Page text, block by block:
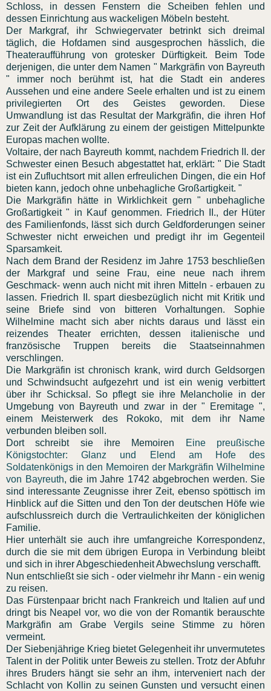
Schloss, in dessen Fenstern die Scheiben fehlen und
dessen Einrichtung aus wackeligen Möbeln besteht.
Der Markgraf, ihr Schwiegervater betrinkt sich dreimal
täglich, die Hofdamen sind ausgesprochen hässlich, die
Theateraufführung von grotesker Dürftigkeit. Beim Tode
derjenigen, die unter dem Namen " Markgräfin von Bayreuth
" immer noch berühmt ist, hat die Stadt ein anderes
Aussehen und eine andere Seele erhalten und ist zu einem
privilegierten Ort des Geistes geworden. Diese
Umwandlung ist das Resultat der Markgräfin, die ihren Hof
zur Zeit der Aufklärung zu einem der geistigen Mittelpunkte
Europas machen wollte.
Voltaire, der nach Bayreuth kommt, nachdem Friedrich II. der
Schwester einen Besuch abgestattet hat, erklärt: " Die Stadt
ist ein Zufluchtsort mit allen erfreulichen Dingen, die ein Hof
bieten kann, jedoch ohne unbehagliche Großartigkeit. "
Die Markgräfin hätte in Wirklichkeit gern " unbehagliche
Großartigkeit " in Kauf genommen. Friedrich II., der Hüter
des Familienfonds, lässt sich durch Geldforderungen seiner
Schwester nicht erweichen und predigt ihr im Gegenteil
Sparsamkeit.
Nach dem Brand der Residenz im Jahre 1753 beschließen
der Markgraf und seine Frau, eine neue nach ihrem
Geschmack- wenn auch nicht mit ihren Mitteln - erbauen zu
lassen. Friedrich II. spart diesbezüglich nicht mit Kritik und
seine Briefe sind von bitteren Vorhaltungen. Sophie
Wilhelmine macht sich aber nichts daraus und lässt ein
reizendes Theater errichten, dessen italienische und
französische Truppen bereits die Staatseinnahmen
verschlingen.
Die Markgräfin ist chronisch krank, wird durch Geldsorgen
und Schwindsucht aufgezehrt und ist ein wenig verbittert
über ihr Schicksal. So pflegt sie ihre Melancholie in der
Umgebung von Bayreuth und zwar in der " Eremitage ",
einem Meisterwerk des Rokoko, mit dem ihr Name
verbunden bleiben soll.
Dort schreibt sie ihre Memoiren
Eine preußische
Königstochter: Glanz und Elend am Hofe des
Soldatenkönigs in den Memoiren der Markgräfin Wilhelmine
von Bayreuth, die im Jahre 1742 abgebrochen werden. Sie
sind interessante Zeugnisse ihrer Zeit, ebenso spöttisch im
Hinblick auf die Sitten und den Ton der deutschen Höfe wie
aufschlussreich durch die Vertraulichkeiten der königlichen
Familie.
Hier unterhält sie auch ihre umfangreiche Korrespondenz,
durch die sie mit dem übrigen Europa in Verbindung bleibt
und sich in ihrer Abgeschiedenheit Abwechslung verschafft.
Nun entschließt sie sich - oder vielmehr ihr Mann - ein wenig
zu reisen.
Das Fürstenpaar bricht nach Frankreich und Italien auf und
dringt bis Neapel vor, wo die von der Romantik berauschte
Markgräfin am Grabe Vergils seine Stimme zu hören
vermeint.
Der Siebenjährige Krieg bietet Gelegenheit ihr unvermutetes
Talent in der Politik unter Beweis zu stellen. Trotz der Abfuhr
ihres Bruders hängt sie sehr an ihm, interveniert nach der
Schlacht von Kollin zu seinen Gunsten und versucht einen